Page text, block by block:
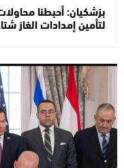
بزشكيان: أحبطنا
لتأمين إمدادات الغاز